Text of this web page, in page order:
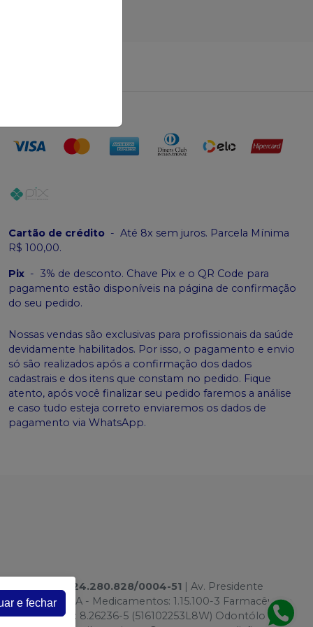
Cartão de crédito - Até 8x sem juros. Parcela Mínima
R$ 100,00.
Pix - 3% de desconto. Chave Pix e o QR Code para
pagamento estão disponíveis na página de confirmação
do seu pedido.
Nossas vendas são exclusivas para profissionais da saúde
devidamente habilitados. Por isso, o pagamento e envio
só são realizados após a confirmação dos dados
cadastrais e dos itens que constam no pedido. Fique
atento, após você finalizar seu pedido faremos a análise
e caso tudo esteja correto enviaremos os dados de
pagamento via WhatsApp.
24.280.828/0004-51 | Av. Presidente
ANVISA - Medicamentos: 1.15.100-3 Farmacêutico
para Saúde: 8.26236-5 (516102253L8W) Odontólogo
e fechar